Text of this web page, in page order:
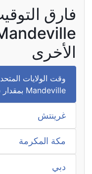
فارق
الأخرى
وقت الولايات
Mandeville بمقدار ساعة واحدة
غرينتش
مكة المكرمة
دبي